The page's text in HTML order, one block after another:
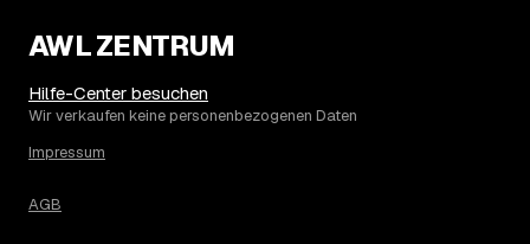
AWL ZENTRUM
Hilfe-Center besuchen
Wir verkaufen keine personenbezogenen Daten
Impressum
AGB